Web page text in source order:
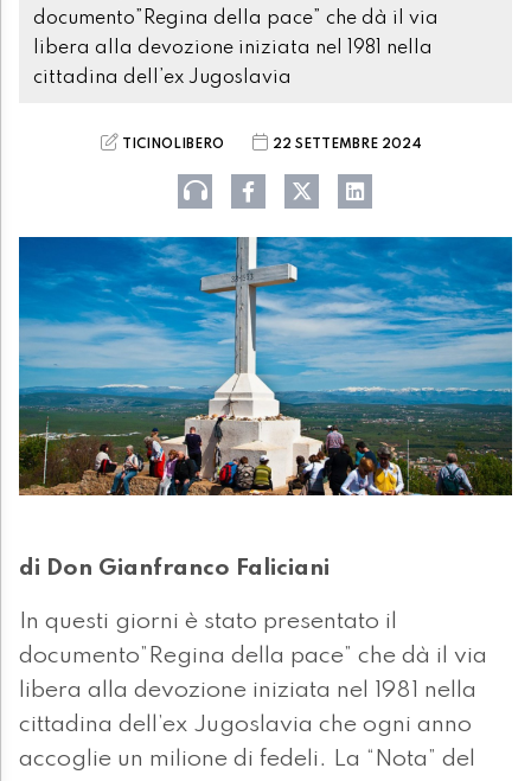
documento”Regina della pace” che dà il via
libera alla devozione iniziata nel 1981 nella
cittadina dell’ex Jugoslavia
TICINOLIBERO 22 SETTEMBRE 2024
di Don Gianfranco Faliciani
In questi giorni è stato presentato il
documento”Regina della pace” che dà il via
libera alla devozione iniziata nel 1981 nella
cittadina dell’ex Jugoslavia che ogni anno
accoglie un milione di fedeli. La “Nota” del